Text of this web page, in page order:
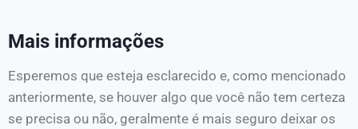
Mais informações
Esperemos que esteja esclarecido e, como mencionado
anteriormente, se houver algo que você não tem certeza
se precisa ou não, geralmente é mais seguro deixar os